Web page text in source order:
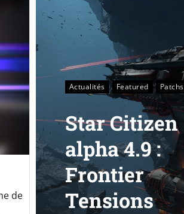
de
Actualités Featured Patchs
Star Citizen
alpha 4.9 :
Frontier
Tensions